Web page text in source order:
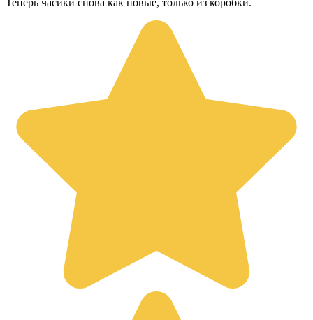
Теперь часики снова как новые, только из коробки.